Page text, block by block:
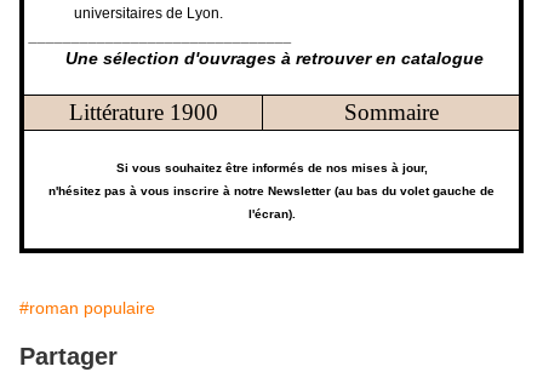
universitaires de Lyon.
Une sélection d'ouvrages à retrouver en catalogue
Littérature 1900 Sommaire
Si vous souhaitez être informés de nos mises à jour,
n'hésitez pas à vous inscrire à notre Newsletter (au bas du volet gauche de
l'écran).
#roman populaire
Partager